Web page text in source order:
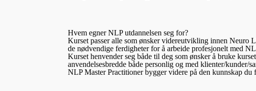
Hvem egner NLP utdannelsen seg for?
Kurset passer alle som ønsker videreutvikling innen
de nødvendige ferdigheter for å arbeide profesjonelt med
Kurset henvender seg både til deg som ønsker å bruke
anvendelsesbredde både personlig og med klienter/kunder/
NLP Master Practitioner bygger videre på den kunnskap